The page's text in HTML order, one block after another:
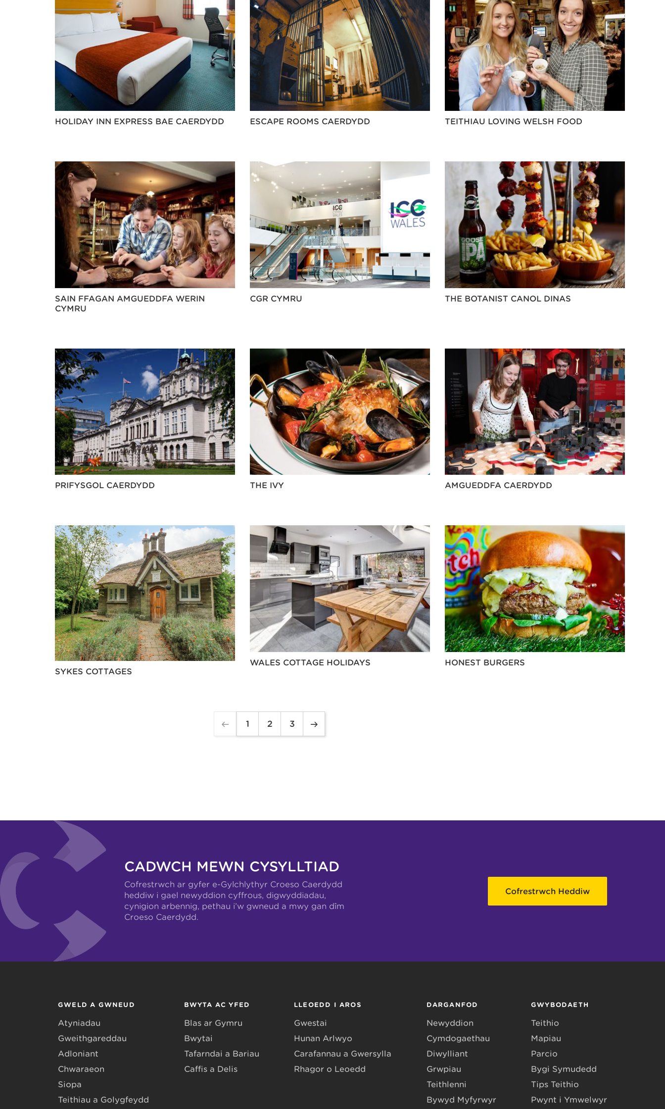
HOLIDAY INN EXPRESS BAE CAERDYDD ESCAPE ROOMS CAERDYDD TEITHIAU LOVING WELSH FOOD
SAIN FFAGAN AMGUEDDFA WERIN
CYMRU
CGR CYMRU THE BOTANIST CANOL DINAS
PRIFYSGOL CAERDYDD THE IVY AMGUEDDFA CAERDYDD
SYKES COTTAGES
WALES COTTAGE HOLIDAYS HONEST BURGERS
1 2 3
CADWCH MEWN CYSYLLTIAD
Cofrestrwch ar gyfer e-Gylchlythyr Croeso Caerdydd
heddiw i gael newyddion cyffrous, digwyddiadau,
cynigion arbennig, pethau i’w gwneud a mwy gan dîm
Croeso Caerdydd.
Cofrestrwch Heddiw
GWELD A GWNEUD
Atyniadau
Gweithgareddau
Adloniant
Chwaraeon
Siopa
Teithiau a Golygfeydd
BWYTA AC YFED
Blas ar Gymru
Bwytai
Tafarndai a Bariau
Caffis a Delis
LLEOEDD I AROS
Gwestai
Hunan Arlwyo
Carafannau a Gwersylla
Rhagor o Leoedd
DARGANFOD
Newyddion
Cymdogaethau
Diwylliant
Grwpiau
Teithlenni
Bywyd Myfyrwyr
GWYBODAETH
Teithio
Mapiau
Parcio
Bygi Symudedd
Tips Teithio
Pwynt i Ymwelwyr